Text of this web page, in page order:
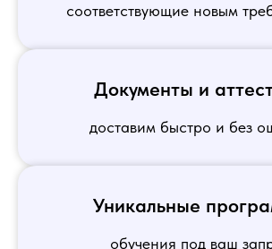
соответствующие новым
Документы и
доставим быстро и без
Уникальные
обучения под ваш